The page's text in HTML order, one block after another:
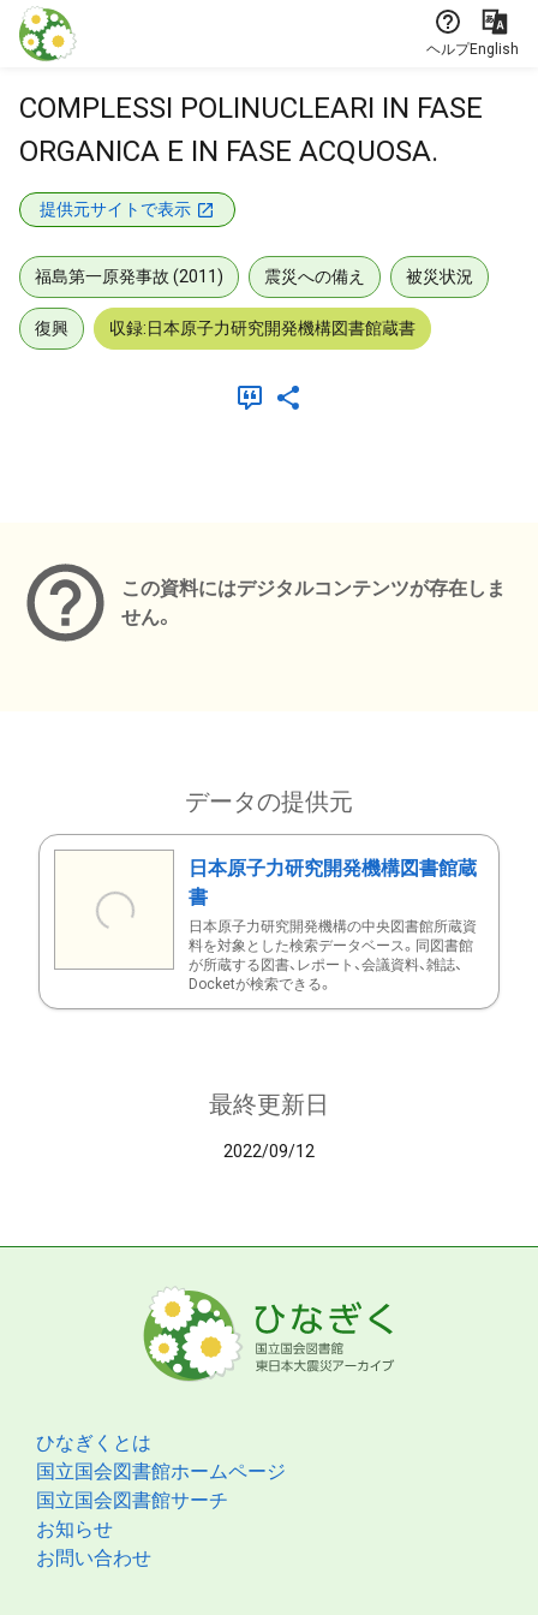
本文に飛ぶ
ヘルプEnglish
COMPLESSI POLINUCLEARI IN FASE
ORGANICA E IN FASE ACQUOSA.
提供元サイトで表示
福島第一原発事故 (2011) 震災への備え 被災状況
復興 収録:日本原子力研究開発機構図書館蔵書
この資料にはデジタルコンテンツが存在しま
せん。
データの提供元
日本原子力研究開発機構図書館蔵
書
日本原子力研究開発機構の中央図書館所蔵資
料を対象とした検索データベース。同図書館
が所蔵する図書、レポート、会議資料、雑誌、
Docketが検索できる。
最終更新日
2022/09/12
ひなぎくとは
国立国会図書館ホームページ
国立国会図書館サーチ
お知らせ
お問い合わせ